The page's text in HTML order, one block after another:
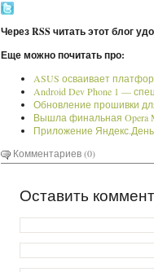
Через RSS читать этот блог
Еще можно почитать про:
ASUS осваивает
Android Dev Phone 1 —
Обновление прошивки
Вышла финальная Opera
Приложение
Комментариев (0)
Оставить